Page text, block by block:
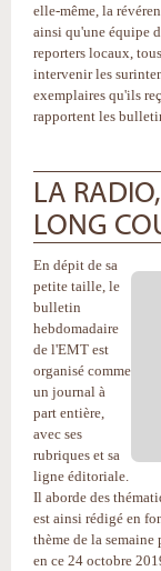
elle-même, la
ainsi qu'une équipe
reporters locaux,
intervenir les
exemplaires qu'ils
rapportent les
LA
LONG
En dépit de sa
petite taille, le
bulletin
hebdomadaire
de l'EMT est
organisé comme
un journal à
part entière,
avec ses
rubriques et sa
ligne éditoriale.
Il aborde des
est ainsi rédigé en
thème de la
en ce 24 octobre